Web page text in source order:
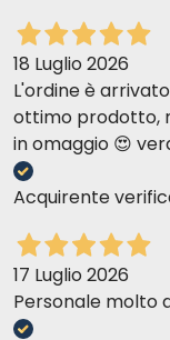
Czas poprawy
przypadku. Jeśli
rozsądnego
weterynarii.
Czy mogę
naprzemiennie
dla kotów z
Zmiany w diecie
zwłaszcza w
wprowadzeniem
skonsultować się
18 Luglio 2026
L'ordine è
ottimo prodotto,
in omaggio 😍
Acquirente
17 Luglio 2026
Personale molto